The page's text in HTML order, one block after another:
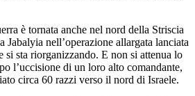
è tornata anche nel nord della Striscia
Jabalyia nell’operazione allargata lanciata
si sta riorganizzando. E non si attenua lo
l’uccisione di un loro alto comandante,
circa 60 razzi verso il nord di Israele.